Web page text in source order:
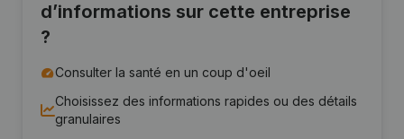
d’informations sur cette entreprise
?
Consulter la santé en un coup d'oeil
Choisissez des informations rapides ou des détails
granulaires